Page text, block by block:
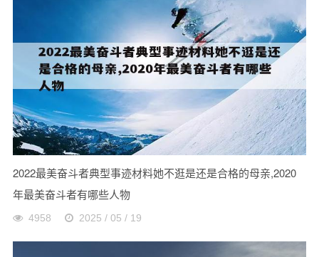
2022最美奋斗者典型事迹材料她不逛是还是合格的母亲,2020
年最美奋斗者有哪些人物
4958 2025 / 05 / 19